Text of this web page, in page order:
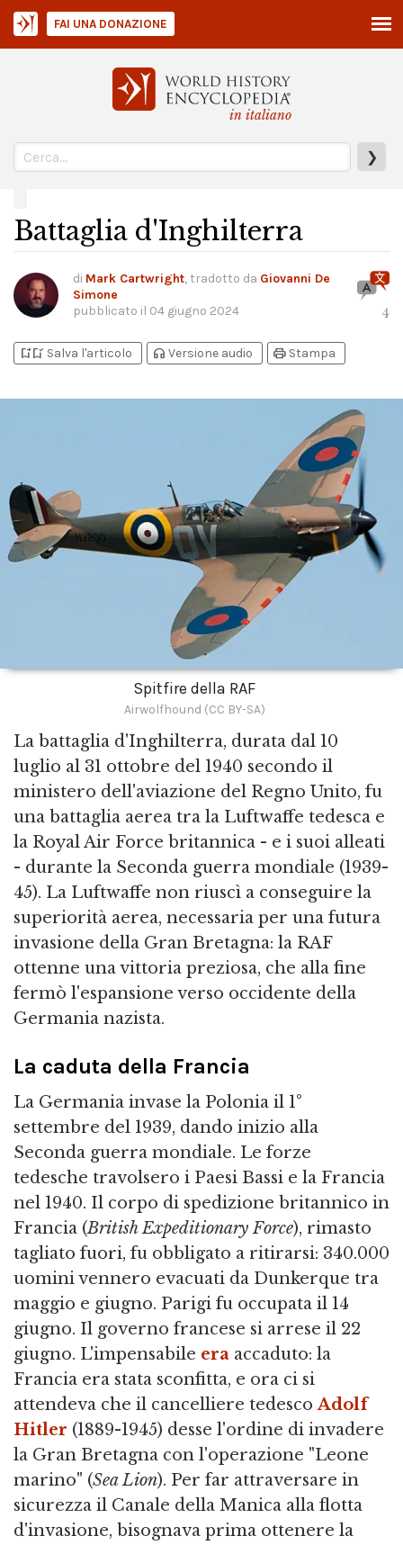
in italiano
❯
FAI UNA DONAZIONE
Battaglia d'Inghilterra
di Mark Cartwright, tradotto da Giovanni De
Simone
pubblicato il 04 giugno 2024 4
bookmark_addbookmark_added Salva l'articolo headphones Versione audio print Stampa
Spitfire della RAF
Airwolfhound (CC BY-SA)
La battaglia d'Inghilterra, durata dal 10
luglio al 31 ottobre del 1940 secondo il
ministero dell'aviazione del Regno Unito, fu
una battaglia aerea tra la Luftwaffe tedesca e
la Royal Air Force britannica - e i suoi alleati
- durante la Seconda guerra mondiale (1939-
45). La Luftwaffe non riuscì a conseguire la
superiorità aerea, necessaria per una futura
invasione della Gran Bretagna: la RAF
ottenne una vittoria preziosa, che alla fine
fermò l'espansione verso occidente della
Germania nazista.
La caduta della Francia
La Germania invase la Polonia il 1°
settembre del 1939, dando inizio alla
Seconda guerra mondiale. Le forze
tedesche travolsero i Paesi Bassi e la Francia
nel 1940. Il corpo di spedizione britannico in
Francia (British Expeditionary Force), rimasto
tagliato fuori, fu obbligato a ritirarsi: 340.000
uomini vennero evacuati da Dunkerque tra
maggio e giugno. Parigi fu occupata il 14
giugno. Il governo francese si arrese il 22
giugno. L'impensabile era accaduto: la
Francia era stata sconfitta, e ora ci si
attendeva che il cancelliere tedescoAdolf
Hitler (1889-1945) desse l'ordine di invadere
la Gran Bretagna con l'operazione "Leone
marino" (Sea Lion). Per far attraversare in
sicurezza il Canale della Manica alla flotta
d'invasione, bisognava prima ottenere la